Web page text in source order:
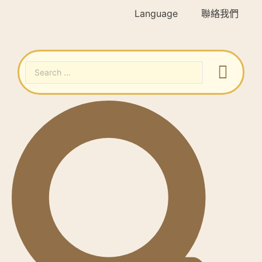
Language 聯絡我們